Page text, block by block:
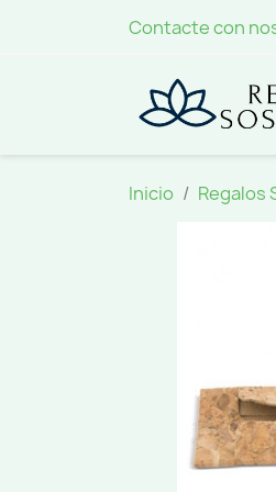
Contacte con
Inicio Regalos